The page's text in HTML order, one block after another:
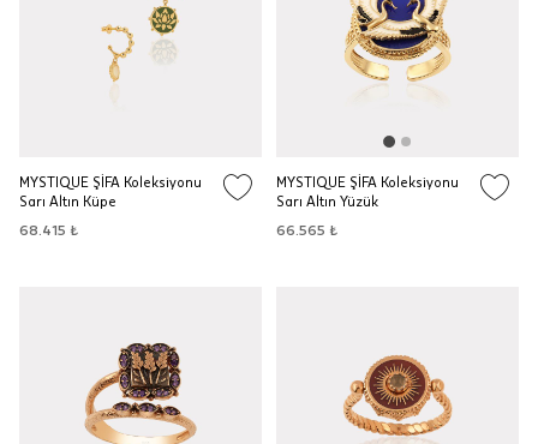
MYSTIQUE ŞİFA Koleksiyonu
Sarı Altın Küpe
68.415 ₺
MYSTIQUE ŞİFA Koleksiyonu
Sarı Altın Yüzük
66.565 ₺